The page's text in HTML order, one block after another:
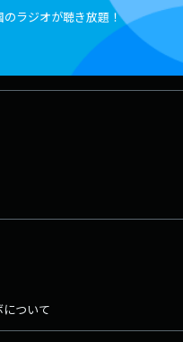
ラジオが聴き放題！
ついて